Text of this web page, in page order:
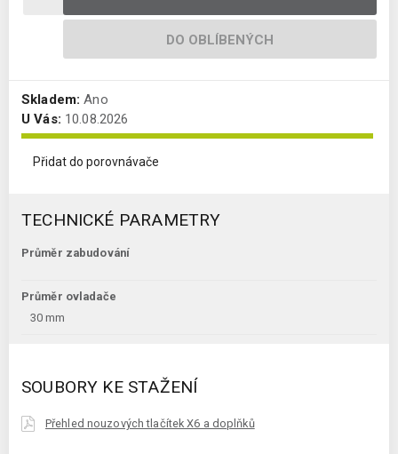
DO OBLÍBENÝCH
Skladem: Ano
U Vás: 10.08.2026
Přidat do porovnávače
TECHNICKÉ PARAMETRY
Průměr zabudování
Průměr ovladače
30 mm
SOUBORY KE STAŽENÍ
Přehled nouzových tlačítek X6 a doplňků